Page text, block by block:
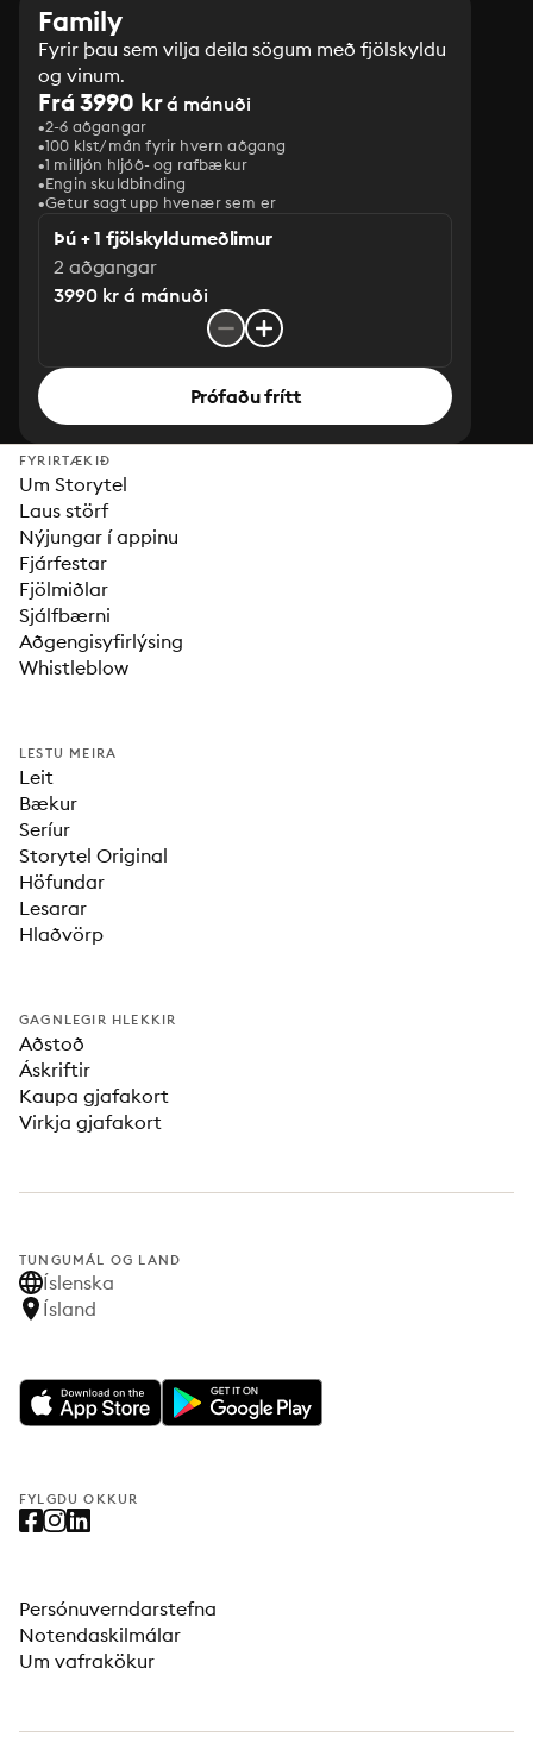
Family
Fyrir þau sem vilja deila sögum með fjölskyldu
og vinum.
Frá 3990 krá mánuði
2-6 aðgangar
100 klst/mán fyrir hvern aðgang
1 milljón hljóð- og rafbækur
‎Engin skuldbinding
Getur sagt upp hvenær sem er
Þú + 1 fjölskyldumeðlimur
2 aðgangar
3990 kr á mánuði
Prófaðu frítt
FYRIRTÆKIÐ
Um Storytel
Laus störf
Nýjungar í appinu
Fjárfestar
Fjölmiðlar
Sjálfbærni
Aðgengisyfirlýsing
Whistleblow
LESTU MEIRA
Leit
Bækur
Seríur
Storytel Original
Höfundar
Lesarar
Hlaðvörp
GAGNLEGIR HLEKKIR
Aðstoð
Áskriftir
Kaupa gjafakort
Virkja gjafakort
TUNGUMÁL OG LAND
Íslenska
Ísland
FYLGDU OKKUR
Persónuverndarstefna
Notendaskilmálar
Um vafrakökur